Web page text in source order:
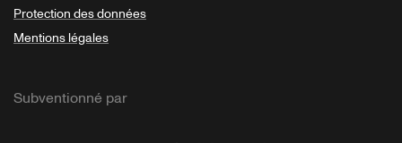
Protection des données
Mentions légales
Subventionné par